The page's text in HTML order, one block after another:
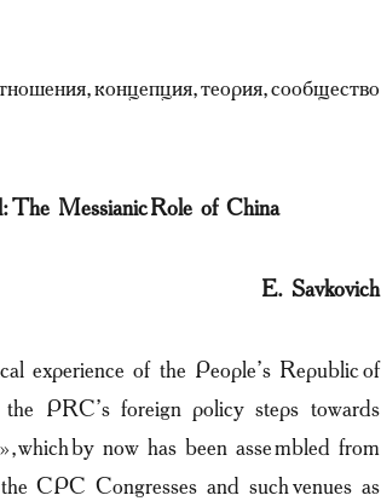
концепция, теория, сообщество
Messianic Role of China
E. Savkovich
experience of the People’s Republic of
PRC’s foreign policy steps towards
which by now has been assembled from
CPC Congresses and such venues as